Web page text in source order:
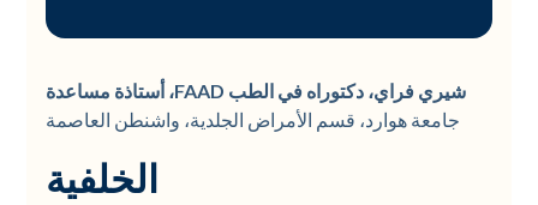
شيري فراي، دكتوراه في الطب FAAD، أستاذة مساعدة
جامعة هوارد، قسم الأمراض الجلدية، واشنطن العاصمة
الخلفية